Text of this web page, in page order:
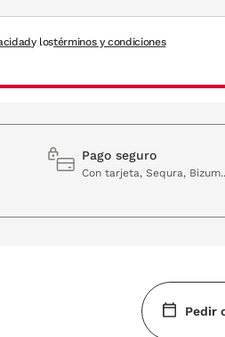
y lostérminos y condiciones
Pago seguro
Con tarjeta, Sequra,
Pedir